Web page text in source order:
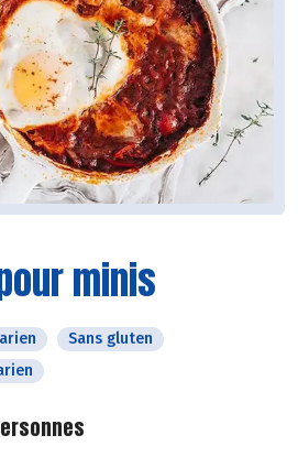
minis
Sans gluten